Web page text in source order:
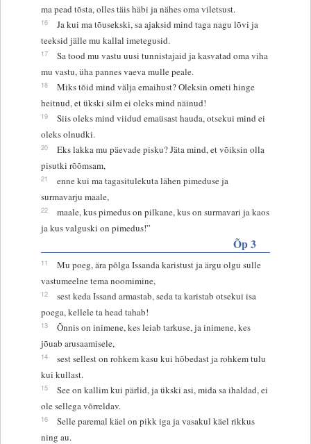
ma pead tõsta, olles täis häbi ja nähes oma viletsust.
16
Ja kui ma tõusekski, sa ajaksid mind taga nagu lõvi ja
teeksid jälle mu kallal imetegusid.
17
Sa tood mu vastu uusi tunnistajaid ja kasvatad oma viha
mu vastu, üha pannes vaeva mulle peale.
18
Miks tõid mind välja emaihust? Oleksin ometi hinge
heitnud, et ükski silm ei oleks mind näinud!
19
Siis oleks mind viidud emaüsast hauda, otsekui mind ei
oleks olnudki.
20
Eks lakka mu päevade pisku? Jäta mind, et võiksin olla
pisutki rõõmsam,
21
enne kui ma tagasitulekuta lähen pimeduse ja
surmavarju maale,
22
maale, kus pimedus on pilkane, kus on surmavari ja kaos
ja kus valguski on pimedus!”
Õp 3
11
Mu poeg, ära põlga Issanda karistust ja ärgu olgu sulle
vastumeelne tema noomimine,
12
sest keda Issand armastab, seda ta karistab otsekui isa
poega, kellele ta head tahab!
13
Õnnis on inimene, kes leiab tarkuse, ja inimene, kes
jõuab arusaamisele,
14
sest sellest on rohkem kasu kui hõbedast ja rohkem tulu
kui kullast.
15
See on kallim kui pärlid, ja ükski asi, mida sa ihaldad, ei
ole sellega võrreldav.
16
Selle paremal käel on pikk iga ja vasakul käel rikkus
ning au.